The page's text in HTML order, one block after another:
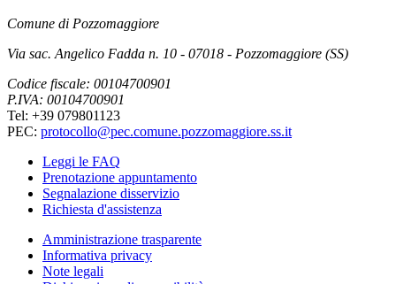
Comune di Pozzomaggiore
Via sac. Angelico Fadda n. 10 - 07018 - Pozzomaggiore (SS)
Codice fiscale: 00104700901
P.IVA: 00104700901
Tel: +39 079801123
PEC: protocollo@pec.comune.pozzomaggiore.ss.it
Leggi le FAQ
Prenotazione appuntamento
Segnalazione disservizio
Richiesta d'assistenza
Amministrazione trasparente
Informativa privacy
Note legali